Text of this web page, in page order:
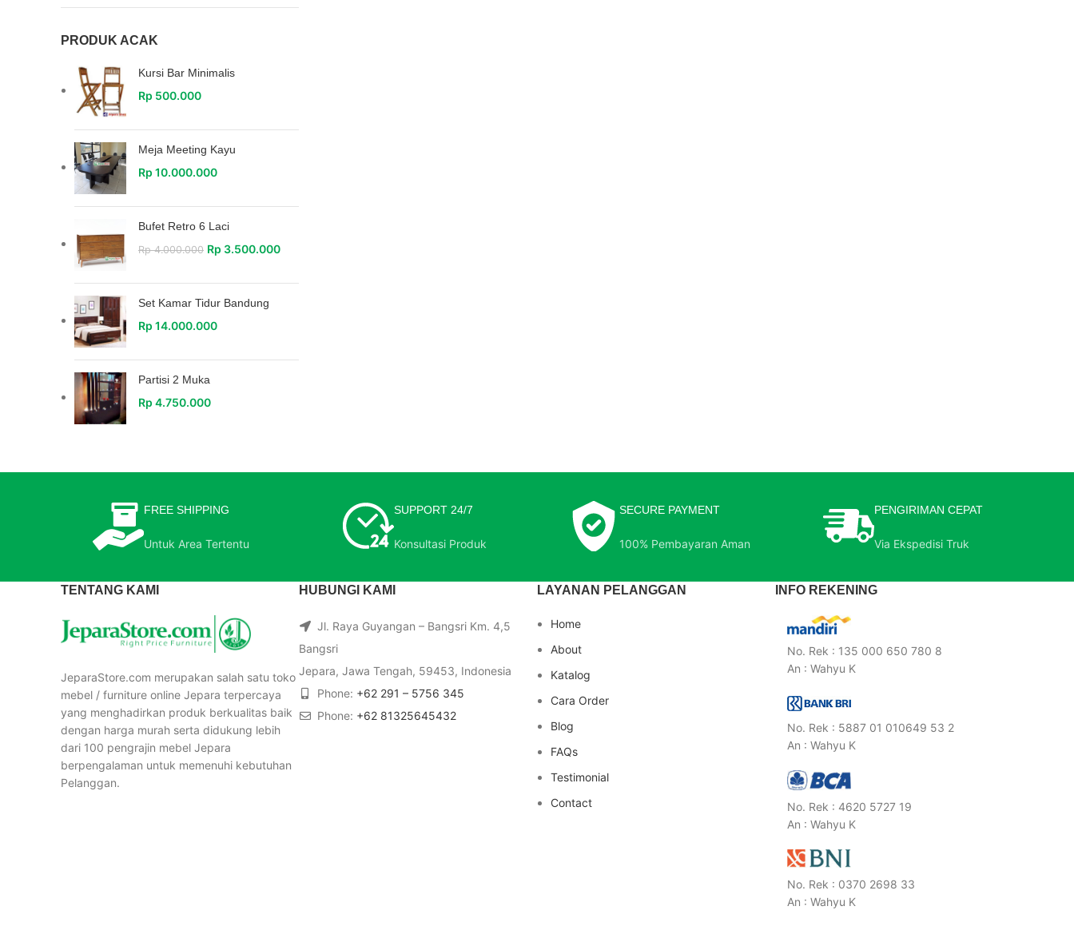
PRODUK ACAK
Kursi Bar Minimalis
Rp 500.000
Meja Meeting Kayu
Rp 10.000.000
Bufet Retro 6 Laci
Rp4.000.000 Rp 3.500.000
Set Kamar Tidur Bandung
Rp 14.000.000
Partisi 2 Muka
Rp 4.750.000
FREE SHIPPING
Untuk Area Tertentu
SUPPORT 24/7
Konsultasi Produk
SECURE PAYMENT
100% Pembayaran Aman
PENGIRIMAN CEPAT
Via Ekspedisi Truk
TENTANG KAMI
JeparaStore.com merupakan salah satu toko
mebel / furniture online Jepara terpercaya
yang menghadirkan produk berkualitas baik
dengan harga murah serta didukung lebih
dari 100 pengrajin mebel Jepara
berpengalaman untuk memenuhi kebutuhan
Pelanggan.
HUBUNGI KAMI
Jl. Raya Guyangan – Bangsri Km. 4,5
Bangsri
Jepara, Jawa Tengah, 59453, Indonesia
Phone: +62 291 – 5756 345
Phone: +62 81325645432
LAYANAN PELANGGAN
Home
About
Katalog
Cara Order
Blog
FAQs
Testimonial
Contact
INFO REKENING
No. Rek : 135 000 650 780 8
An : Wahyu K
No. Rek : 5887 01 010649 53 2
An : Wahyu K
No. Rek : 4620 5727 19
An : Wahyu K
No. Rek : 0370 2698 33
An : Wahyu K